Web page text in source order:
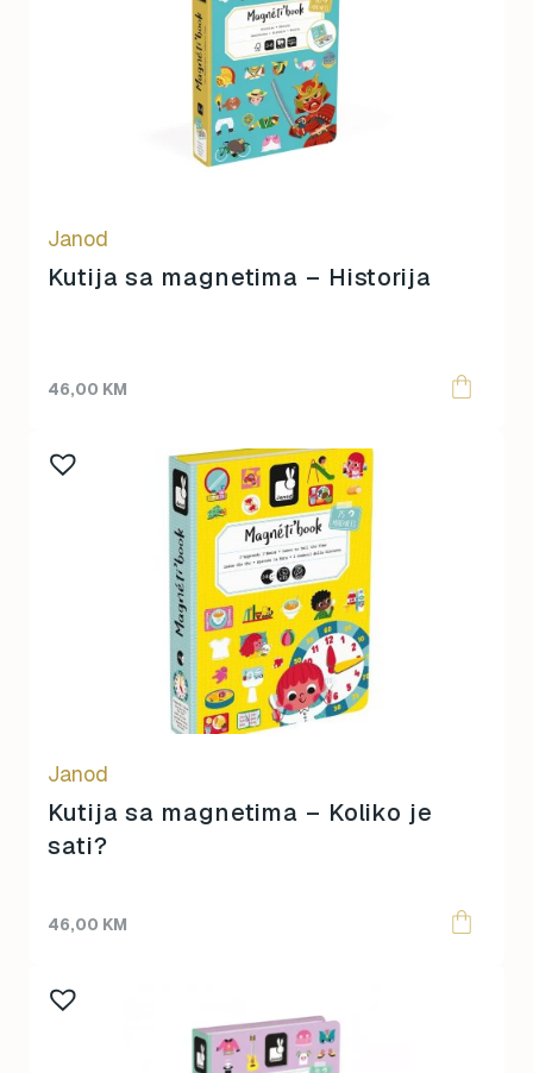
Janod
Kutija sa magnetima – Historija
46,00 KM
Janod
Kutija sa magnetima – Koliko je
sati?
46,00 KM